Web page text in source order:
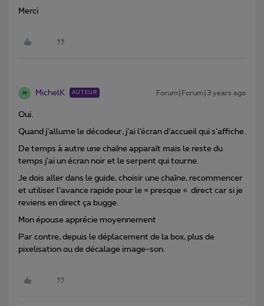
Merci
M MichelK AUTEUR Forum|Forum|3 years ago
Oui.
Quand j’allume le décodeur, j’ai l’écran d’accueil qui s’affiche.
De temps à autre une chaîne apparaît mais le reste du
temps j’ai un écran noir et le serpent qui tourne.
Je dois aller dans le guide, choisir une chaîne, recommencer
et utiliser l’avance rapide pour le « presque « direct car si je
reviens en direct ça bugge.
Mon épouse apprécie moyennement
Par contre, depuis le déplacement de la box, plus de
pixelisation ou de décalage image-son.